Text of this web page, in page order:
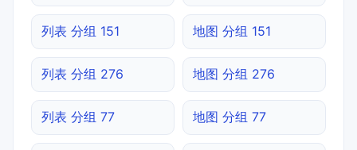
列表 分组 151 地图 分组 151
列表 分组 276 地图 分组 276
列表 分组 77 地图 分组 77